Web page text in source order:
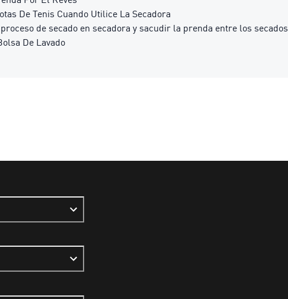
De Tenis Cuando Utilice La Secadora
de secado en secadora y sacudir la prenda entre los secados
De Lavado